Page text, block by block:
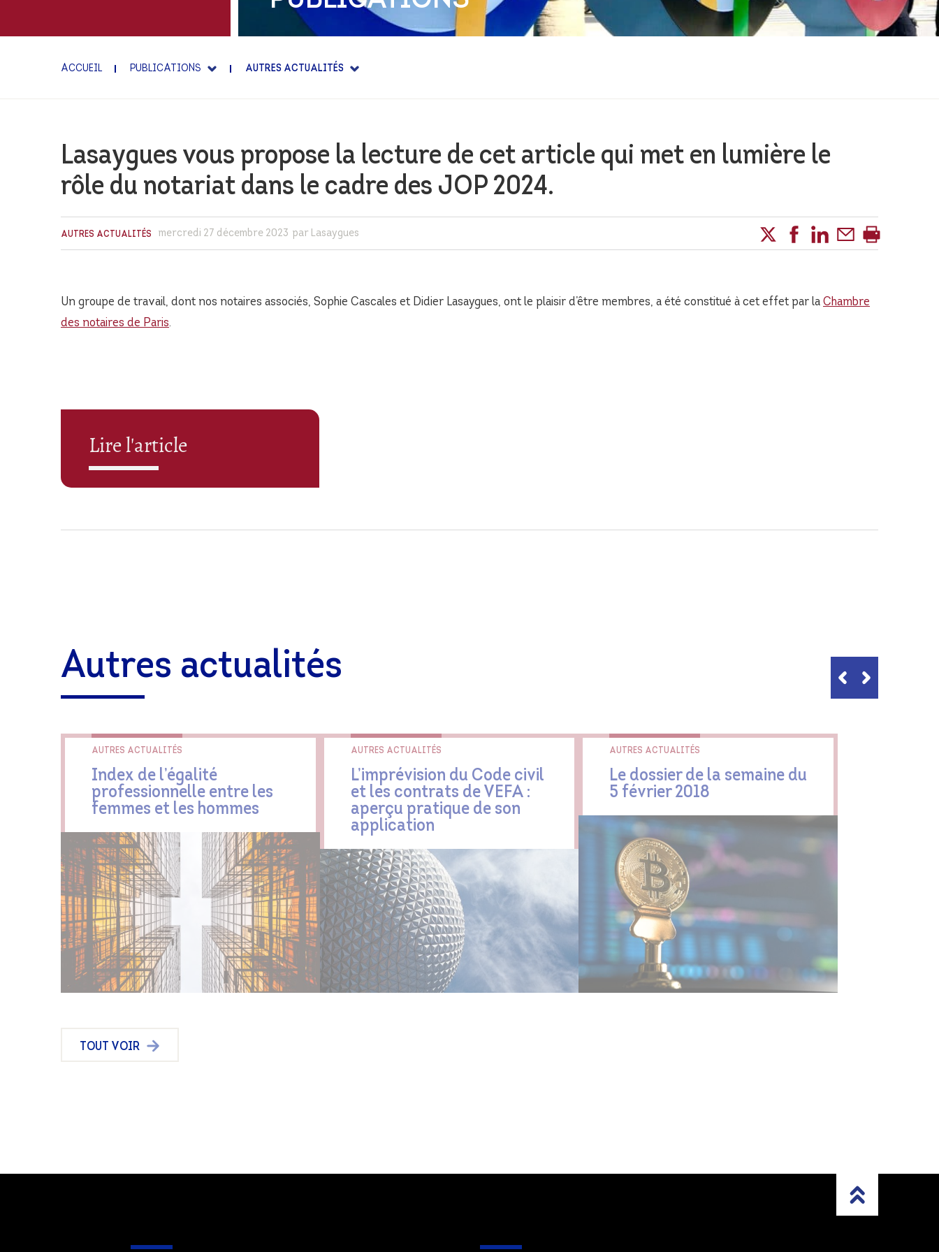
INTERNATIONAL EXPERIENCE
FAMILLE ET PATRIMOINE
ACCUEIL PUBLICATIONS AUTRES ACTUALITÉS
Lasaygues vous propose la lecture de cet article qui met en lumière le
rôle du notariat dans le cadre des JOP 2024.
AUTRES ACTUALITÉS mercredi 27 décembre 2023 par Lasaygues
Un groupe de travail, dont nos notaires associés, Sophie Cascales et Didier Lasaygues, ont le plaisir d’être membres, a été constitué à cet effet par la Chambre
des notaires de Paris.
Lire l'article
Autres actualités
AUTRES ACTUALITÉS
Index de l’égalité
professionnelle entre les
femmes et les hommes
AUTRES ACTUALITÉS
L’imprévision du Code civil
et les contrats de VEFA :
aperçu pratique de son
application
AUTRES ACTUALITÉS
Le dossier de la semaine du
5 février 2018
TOUT VOIR